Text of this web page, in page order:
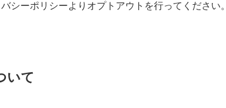
シーポリシーよりオプトアウトを行ってください。
いて